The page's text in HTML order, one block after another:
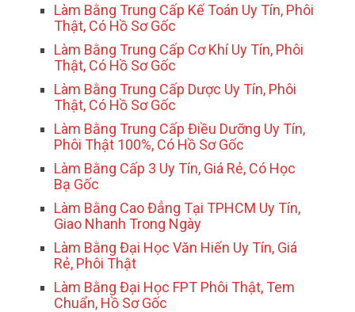
Làm Bằng Trung Cấp Kế Toán Uy Tín, Phôi
Thật, Có Hồ Sơ Gốc
Làm Bằng Trung Cấp Cơ Khí Uy Tín, Phôi
Thật, Có Hồ Sơ Gốc
Làm Bằng Trung Cấp Dược Uy Tín, Phôi
Thật, Có Hồ Sơ Gốc
Làm Bằng Trung Cấp Điều Dưỡng Uy Tín,
Phôi Thật 100%, Có Hồ Sơ Gốc
Làm Bằng Cấp 3 Uy Tín, Giá Rẻ, Có Học
Bạ Gốc
Làm Bằng Cao Đẳng Tại TPHCM Uy Tín,
Giao Nhanh Trong Ngày
Làm Bằng Đại Học Văn Hiến Uy Tín, Giá
Rẻ, Phôi Thật
Làm Bằng Đại Học FPT Phôi Thật, Tem
Chuẩn, Hồ Sơ Gốc